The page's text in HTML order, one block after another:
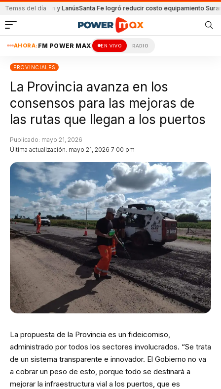
Temas del día
y LanúsSanta Fe logró reducir costo equipamiento Suramericanos
AHORA: FM POWER MAX EN VIVO RADIO
PROVINCIALES
La Provincia avanza en los
consensos para las mejoras de
las rutas que llegan a los puertos
Última actualización: mayo 21, 2026 7:00 pm
Publicado: mayo 21, 2026
La propuesta de la Provincia es un fideicomiso,
administrado por todos los sectores involucrados. “Se trata
de un sistema transparente e innovador. El Gobierno no va
a cobrar un peso de esto, porque todo se destinará a
mejorar la infraestructura vial a los puertos, que es